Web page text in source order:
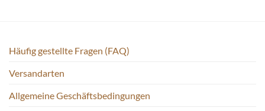
Häufig gestellte Fragen (FAQ)
Versandarten
Allgemeine Geschäftsbedingungen